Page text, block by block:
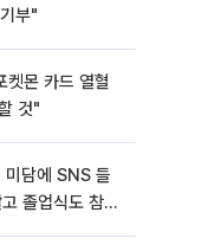
부"
켓몬 카드 열혈
것"
미담에 SNS 들
졸업식도 참